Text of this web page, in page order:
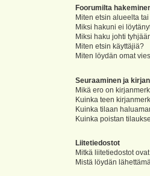
Foorumilta
Miten etsin alueelta
Miksi hakuni ei
Miksi haku johti
Miten etsin käyttäjiä?
Miten löydän omat
Seuraaminen ja
Mikä ero on
Kuinka teen
Kuinka tilaan
Kuinka poistan
Liitetiedostot
Mitkä liitetiedostot
Mistä löydän